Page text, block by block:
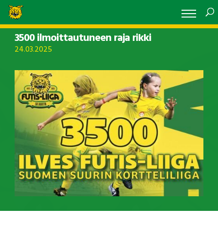
3500 ilmoittautuneen raja rikki
24.03.2025